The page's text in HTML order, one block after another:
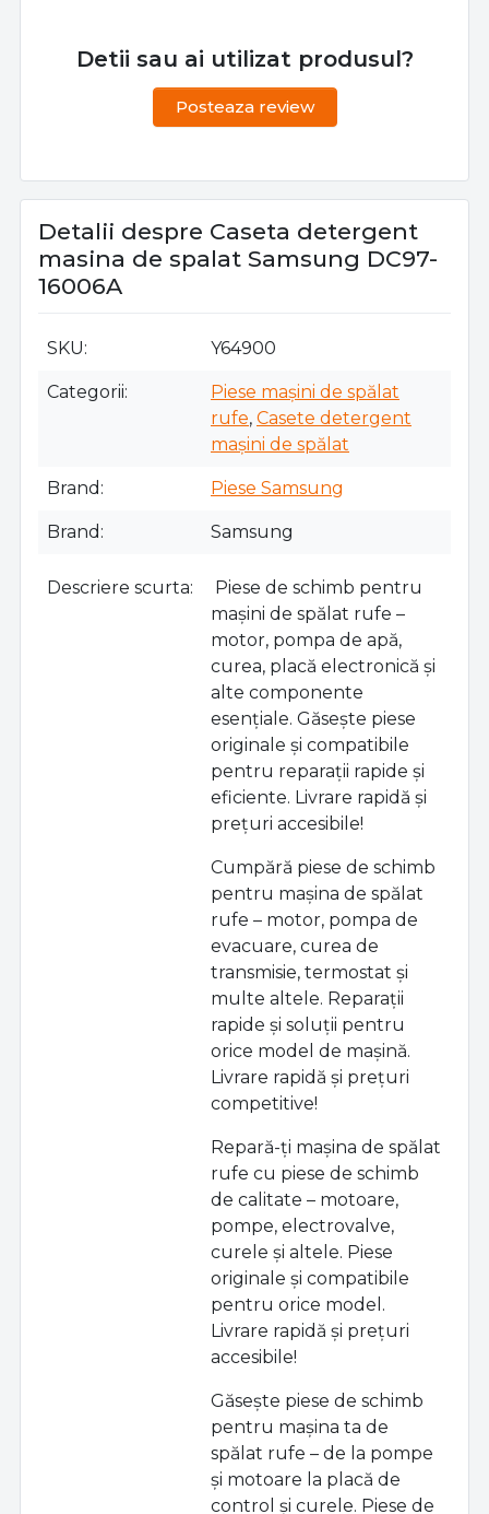
Detii sau ai utilizat produsul?
Posteaza review
Detalii despre Caseta detergent
masina de spalat Samsung DC97-
16006A
SKU Y64900
Categorii
Piese mașini de spălat
rufe, Casete detergent
mașini de spălat
Brand Piese Samsung
Brand Samsung
Descriere scurta
Piese de schimb pentru
mașini de spălat rufe –
motor, pompa de apă,
curea, placă electronică și
alte componente
esențiale. Găsește piese
originale și compatibile
pentru reparații rapide și
eficiente. Livrare rapidă și
prețuri accesibile!
Cumpără piese de schimb
pentru mașina de spălat
rufe – motor, pompa de
evacuare, curea de
transmisie, termostat și
multe altele. Reparații
rapide și soluții pentru
orice model de mașină.
Livrare rapidă și prețuri
competitive!
Repară-ți mașina de spălat
rufe cu piese de schimb
de calitate – motoare,
pompe, electrovalve,
curele și altele. Piese
originale și compatibile
pentru orice model.
Livrare rapidă și prețuri
accesibile!
Găsește piese de schimb
pentru mașina ta de
spălat rufe – de la pompe
și motoare la placă de
control și curele. Piese de